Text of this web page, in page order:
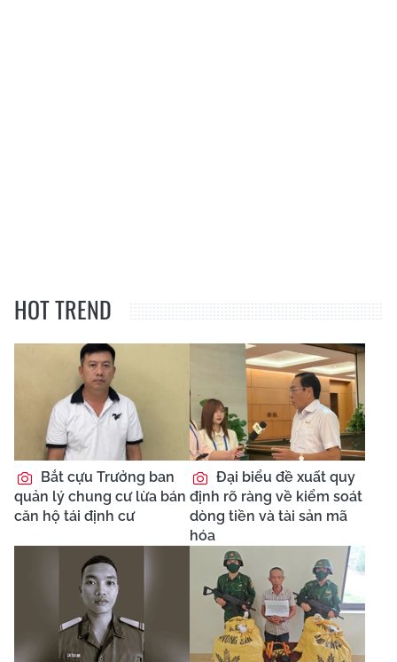
HOT TREND
Bắt cựu Trưởng ban
quản lý chung cư lừa bán
căn hộ tái định cư
Đại biểu đề xuất quy
định rõ ràng về kiểm soát
dòng tiền và tài sản mã
hóa